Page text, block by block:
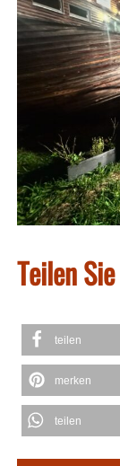
Teilen
teilen
merken
teilen